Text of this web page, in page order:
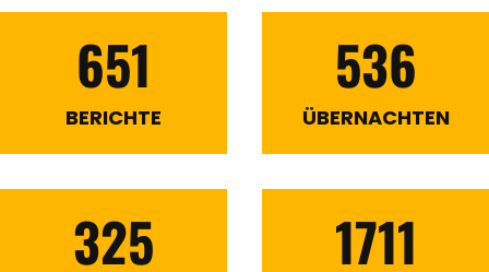
651
BERICHTE
536
ÜBERNACHTEN
325 1711